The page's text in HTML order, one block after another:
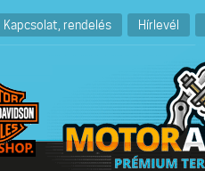
Kapcsolat, rendelés Hírlevél